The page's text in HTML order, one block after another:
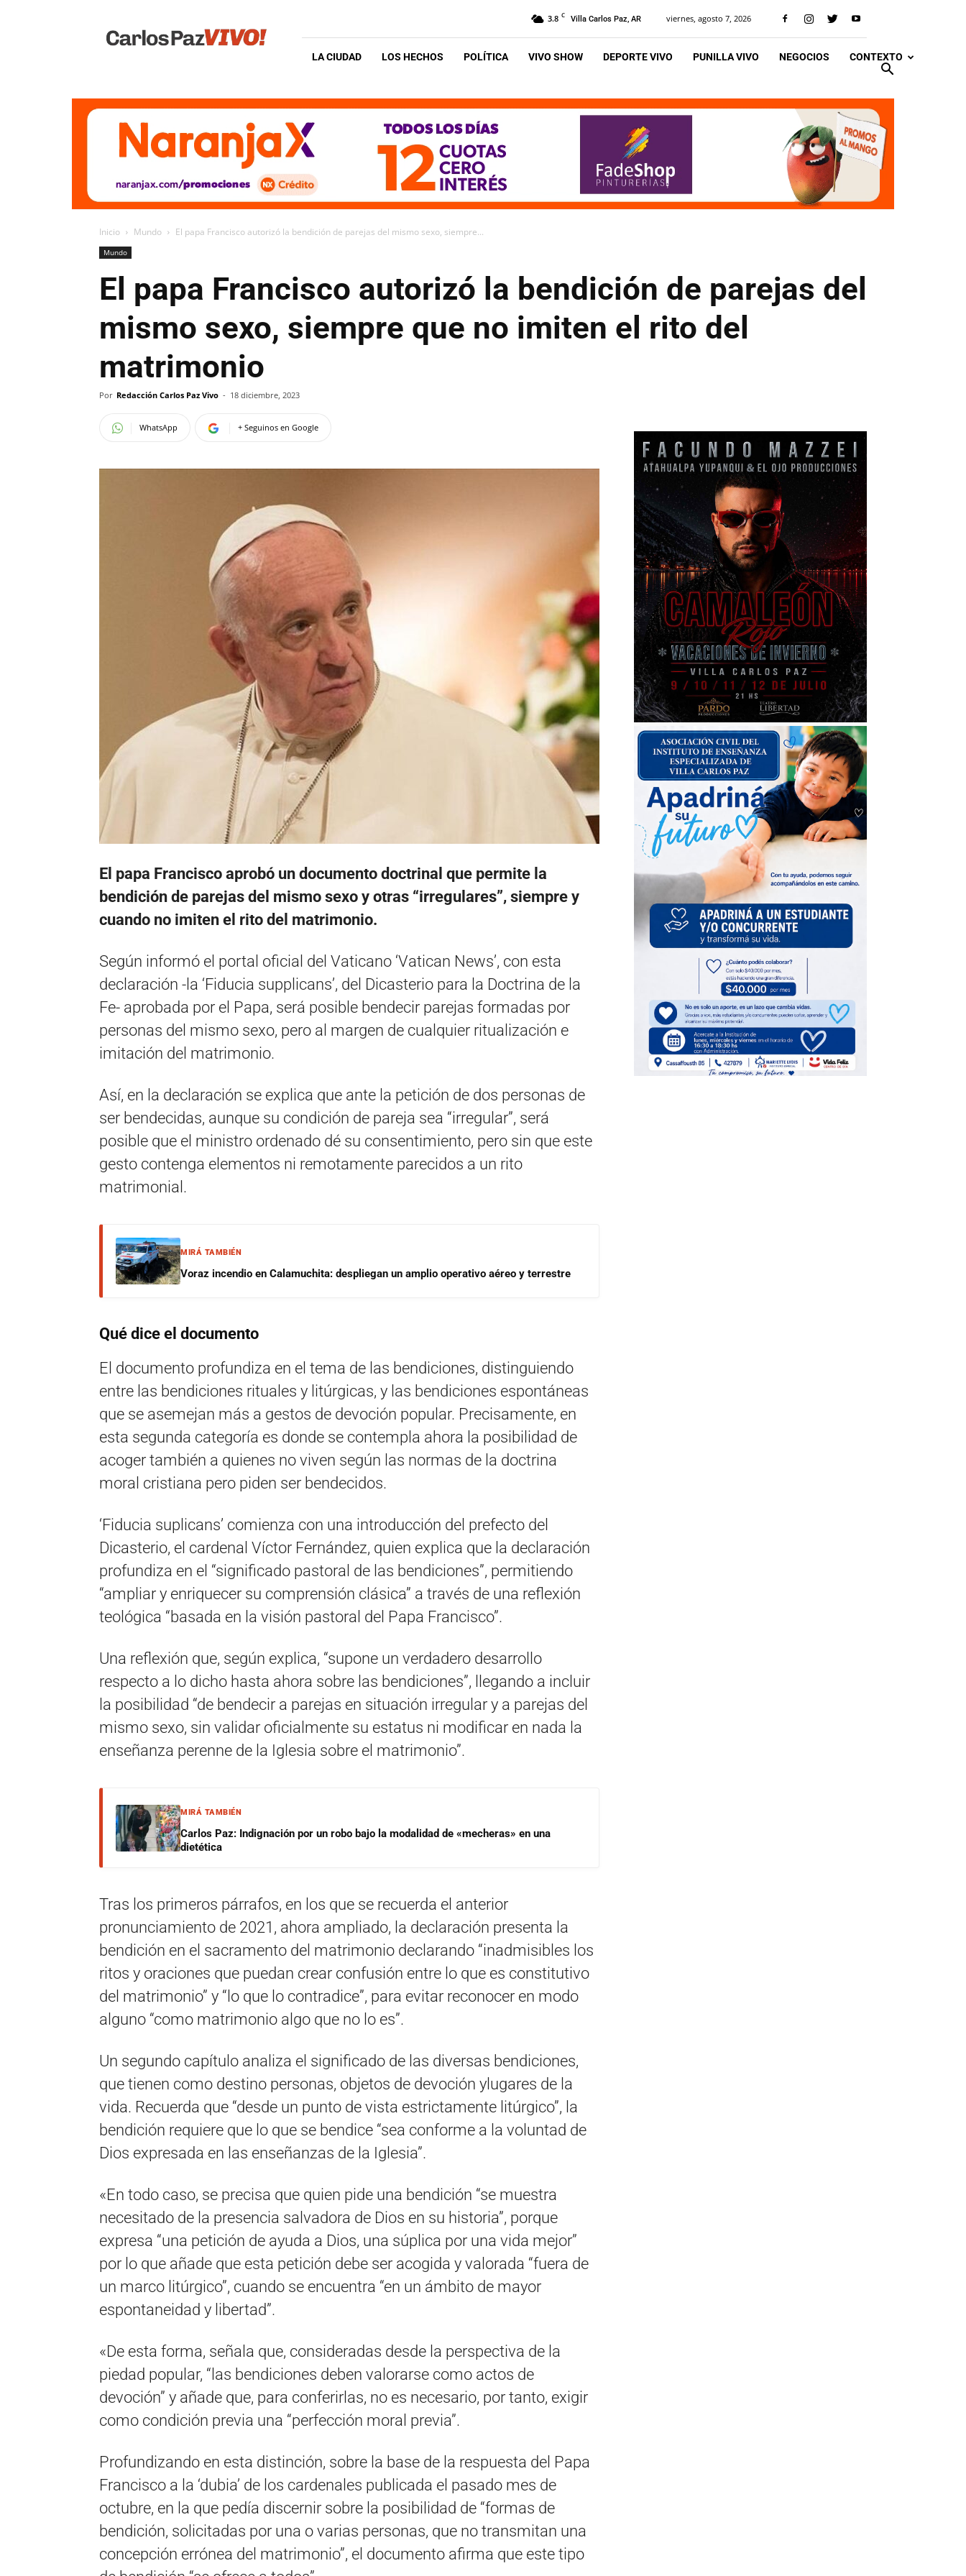
Vivo
3.8 C Villa Carlos Paz, AR viernes, agosto 7, 2026
LA CIUDAD LOS HECHOS POLÍTICA VIVO SHOW DEPORTE VIVO PUNILLA VIVO NEGOCIOS CONTEXTO
Inicio Mundo El papa Francisco autorizó la bendición de parejas del mismo sexo, siempre...
Mundo
El papa Francisco autorizó la bendición de parejas del
mismo sexo, siempre que no imiten el rito del
matrimonio
Por Redacción Carlos Paz Vivo - 18 diciembre, 2023
WhatsApp + Seguinos en Google
El papa Francisco aprobó un documento doctrinal que permite la
bendición de parejas del mismo sexo y otras “irregulares”, siempre y
cuando no imiten el rito del matrimonio.
Según informó el portal oficial del Vaticano ‘Vatican News’, con esta
declaración -la ‘Fiducia supplicans’, del Dicasterio para la Doctrina de la
Fe- aprobada por el Papa, será posible bendecir parejas formadas por
personas del mismo sexo, pero al margen de cualquier ritualización e
imitación del matrimonio.
Así, en la declaración se explica que ante la petición de dos personas de
ser bendecidas, aunque su condición de pareja sea “irregular”, será
posible que el ministro ordenado dé su consentimiento, pero sin que este
gesto contenga elementos ni remotamente parecidos a un rito
matrimonial.
MIRÁ TAMBIÉN
Voraz incendio en Calamuchita: despliegan un amplio operativo aéreo y terrestre
Qué dice el documento
El documento profundiza en el tema de las bendiciones, distinguiendo
entre las bendiciones rituales y litúrgicas, y las bendiciones espontáneas
que se asemejan más a gestos de devoción popular. Precisamente, en
esta segunda categoría es donde se contempla ahora la posibilidad de
acoger también a quienes no viven según las normas de la doctrina
moral cristiana pero piden ser bendecidos.
‘Fiducia suplicans’ comienza con una introducción del prefecto del
Dicasterio, el cardenal Víctor Fernández, quien explica que la declaración
profundiza en el “significado pastoral de las bendiciones”, permitiendo
“ampliar y enriquecer su comprensión clásica” a través de una reflexión
teológica “basada en la visión pastoral del Papa Francisco”.
Una reflexión que, según explica, “supone un verdadero desarrollo
respecto a lo dicho hasta ahora sobre las bendiciones”, llegando a incluir
la posibilidad “de bendecir a parejas en situación irregular y a parejas del
mismo sexo, sin validar oficialmente su estatus ni modificar en nada la
enseñanza perenne de la Iglesia sobre el matrimonio”.
MIRÁ TAMBIÉN
Carlos Paz: Indignación por un robo bajo la modalidad de «mecheras» en una
dietética
Tras los primeros párrafos, en los que se recuerda el anterior
pronunciamiento de 2021, ahora ampliado, la declaración presenta la
bendición en el sacramento del matrimonio declarando “inadmisibles los
ritos y oraciones que puedan crear confusión entre lo que es constitutivo
del matrimonio” y “lo que lo contradice”, para evitar reconocer en modo
alguno “como matrimonio algo que no lo es”.
Un segundo capítulo analiza el significado de las diversas bendiciones,
que tienen como destino personas, objetos de devoción ylugares de la
vida. Recuerda que “desde un punto de vista estrictamente litúrgico”, la
bendición requiere que lo que se bendice “sea conforme a la voluntad de
Dios expresada en las enseñanzas de la Iglesia”.
«En todo caso, se precisa que quien pide una bendición “se muestra
necesitado de la presencia salvadora de Dios en su historia”, porque
expresa “una petición de ayuda a Dios, una súplica por una vida mejor”
por lo que añade que esta petición debe ser acogida y valorada “fuera de
un marco litúrgico”, cuando se encuentra “en un ámbito de mayor
espontaneidad y libertad”.
«De esta forma, señala que, consideradas desde la perspectiva de la
piedad popular, “las bendiciones deben valorarse como actos de
devoción” y añade que, para conferirlas, no es necesario, por tanto, exigir
como condición previa una “perfección moral previa”.
Profundizando en esta distinción, sobre la base de la respuesta del Papa
Francisco a la ‘dubia’ de los cardenales publicada el pasado mes de
octubre, en la que pedía discernir sobre la posibilidad de “formas de
bendición, solicitadas por una o varias personas, que no transmitan una
concepción errónea del matrimonio”, el documento afirma que este tipo